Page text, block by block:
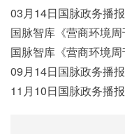
09月14日国脉政务播报
11月10日国脉政务播报